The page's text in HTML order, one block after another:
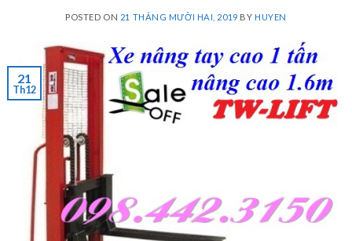
POSTED ON 21 THÁNG MƯỜI HAI, 2019 BY HUYEN
21
Th12